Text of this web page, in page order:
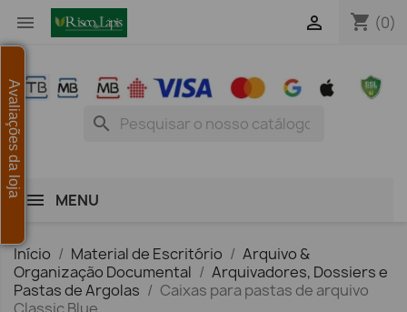
 shopping_cart (0)

search
MENU
Início Material de Escritório
Arquivo &
Organização Documental
Arquivadores, Dossiers e
Pastas de Argolas
Caixas para pastas de arquivo
Avaliações da loja